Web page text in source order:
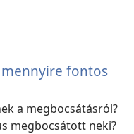
fontos
a megbocsátásról?
megbocsátott neki?